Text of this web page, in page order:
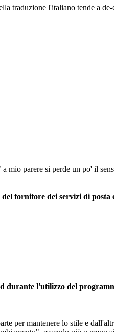
traduzione l'italiano tende a
parere si perde un po' il
fornitore dei servizi di posta
l'utilizzo del
per mantenere lo stile e